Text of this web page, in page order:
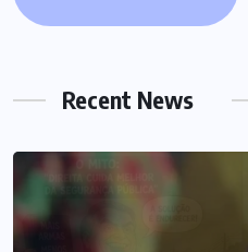
Recent News